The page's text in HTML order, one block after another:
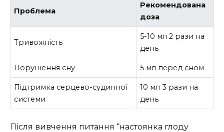
Проблема
Рекомендована
доза
Тривожність
5-10 мл 2 рази на
день
Порушення сну 5 мл перед сном
Підтримка серцево-судинної
системи
10 мл 3 рази на
день
Після вивчення питання “настоянка глоду